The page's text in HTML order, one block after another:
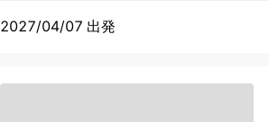
2027/04/07 出発